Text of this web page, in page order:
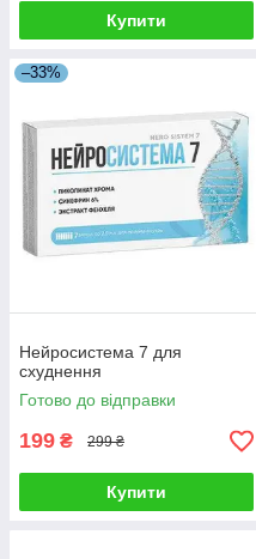
Купити
–33%
Нейросистема 7 для
схуднення
Готово до відправки
199 ₴ 299 ₴
Купити